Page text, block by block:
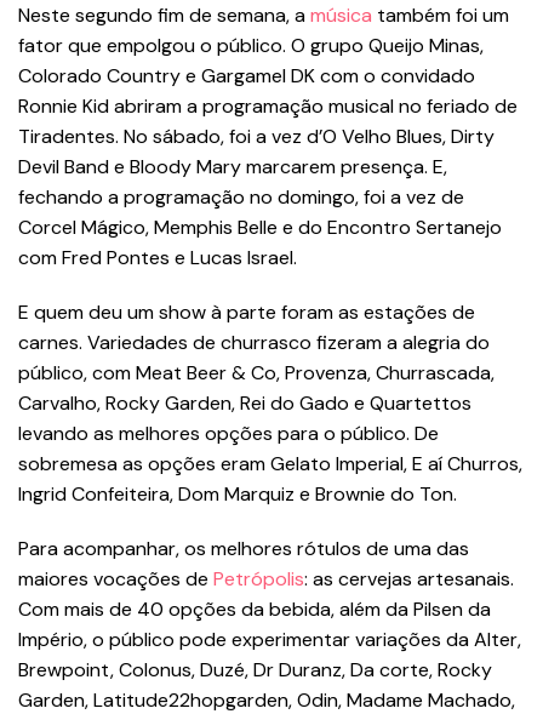
Neste segundo fim de semana, amúsica também foi um
fator que empolgou o público. O grupo Queijo Minas,
Colorado Country e Gargamel DK com o convidado
Ronnie Kid abriram a programação musical no feriado de
Tiradentes. No sábado, foi a vez d’O Velho Blues, Dirty
Devil Band e Bloody Mary marcarem presença. E,
fechando a programação no domingo, foi a vez de
Corcel Mágico, Memphis Belle e do Encontro Sertanejo
com Fred Pontes e Lucas Israel.
E quem deu um show à parte foram as estações de
carnes. Variedades de churrasco fizeram a alegria do
público, com Meat Beer & Co, Provenza, Churrascada,
Carvalho, Rocky Garden, Rei do Gado e Quartettos
levando as melhores opções para o público. De
sobremesa as opções eram Gelato Imperial, E aí Churros,
Ingrid Confeiteira, Dom Marquiz e Brownie do Ton.
Para acompanhar, os melhores rótulos de uma das
maiores vocações de Petrópolis: as cervejas artesanais.
Com mais de 40 opções da bebida, além da Pilsen da
Império, o público pode experimentar variações da Alter,
Brewpoint, Colonus, Duzé, Dr Duranz, Da corte, Rocky
Garden, Latitude22hopgarden, Odin, Madame Machado,